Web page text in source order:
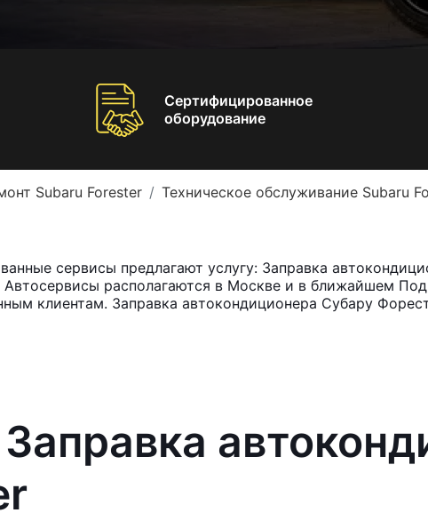
Сертифицированное
оборудование
Subaru Forester Техническое обслуживание Subaru
сервисы предлагают услугу: Заправка
Автосервисы располагаются в Москве и в ближайшем
клиентам. Заправка автокондиционера Субару